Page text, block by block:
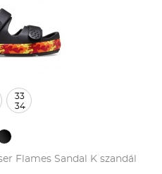
Flames Sandal K szandál
33
34